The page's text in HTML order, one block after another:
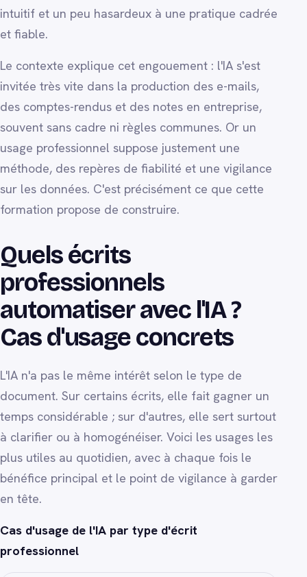
intuitif et un peu hasardeux à une pratique cadrée
et fiable.
Le contexte explique cet engouement : l'IA s'est
invitée très vite dans la production des e-mails,
des comptes-rendus et des notes en entreprise,
souvent sans cadre ni règles communes. Or un
usage professionnel suppose justement une
méthode, des repères de fiabilité et une vigilance
sur les données. C'est précisément ce que cette
formation propose de construire.
Quels écrits
professionnels
automatiser avec l'IA ?
Cas d'usage concrets
L'IA n'a pas le même intérêt selon le type de
document. Sur certains écrits, elle fait gagner un
temps considérable ; sur d'autres, elle sert surtout
à clarifier ou à homogénéiser. Voici les usages les
plus utiles au quotidien, avec à chaque fois le
bénéfice principal et le point de vigilance à garder
en tête.
Cas d'usage de l'IA par type d'écrit
professionnel